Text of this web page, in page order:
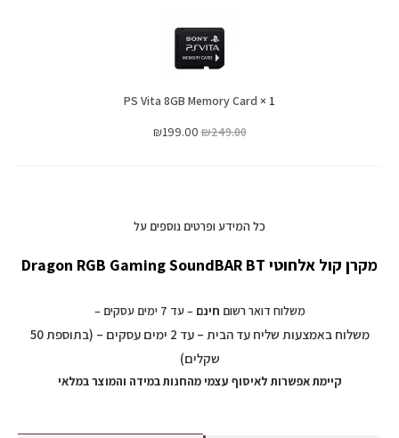
8GB
Memory
1
×
PS Vita 8GB Memory Card
₪249.00
₪199.00
כל המידע ופרטים נוספים על
מקרן קול אלחוטי Dragon RGB Gaming SoundBAR BT
משלוח דואר רשום חינם – עד 7 ימים עסקים –
משלוח באמצעות שליח עד הבית – עד 2 ימים עסקים – (בתוספת 50
שקלים)
קיימת אפשרות לאיסוף עצמי מהחנות במידה והמוצר במלאי